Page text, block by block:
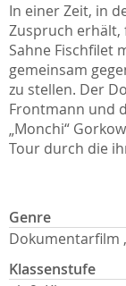
In einer Zeit, in
Zuspruch erhält,
Sahne Fischfilet
gemeinsam
zu stellen. Der
Frontmann und
„Monchi“
Tour durch die
Genre
Klassenstufe